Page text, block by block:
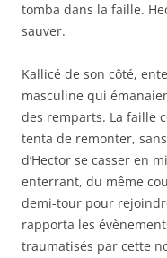
tomba dans la faille.
sauver.
Kallicé de son côté,
masculine qui
des remparts. La faille
tenta de remonter,
d’Hector se casser en
enterrant, du même
demi-tour pour
rapporta les
traumatisés par cette